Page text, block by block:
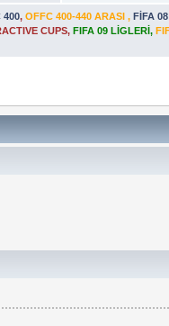
400,OFFC 400-440 ARASI,FİFA
CUPS,FIFA 09 LİGLERİ,